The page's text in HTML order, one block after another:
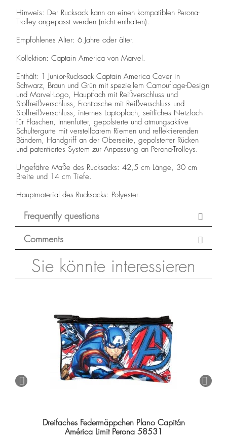
Hinweis: Der Rucksack kann an einen kompatiblen Perona-
Trolley angepasst werden (nicht enthalten).
Empfohlenes Alter: 6 Jahre oder älter.
Kollektion: Captain America von Marvel.
Enthält: 1 Junior-Rucksack Captain America Cover in
Schwarz, Braun und Grün mit speziellem Camouflage-Design
und Marvel-Logo, Hauptfach mit Reißverschluss und
Stoffreißverschluss, Fronttasche mit Reißverschluss und
Stoffreißverschluss, internes Laptopfach, seitliches Netzfach
für Flaschen, Innenfutter, gepolsterte und atmungsaktive
Schultergurte mit verstellbarem Riemen und reflektierenden
Bändern, Handgriff an der Oberseite, gepolsterter Rücken
und patentiertes System zur Anpassung an Perona-Trolleys.
Ungefähre Maße des Rucksacks: 42,5 cm Länge, 30 cm
Breite und 14 cm Tiefe.
Hauptmaterial des Rucksacks: Polyester.
Frequently questions
Comments
Sie könnte interessieren
Dreifaches Federmäppchen Plano Capitán
América Limit Perona 58531